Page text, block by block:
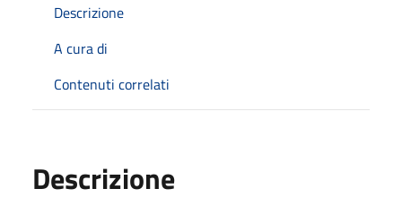
Descrizione
A cura di
Contenuti correlati
Descrizione